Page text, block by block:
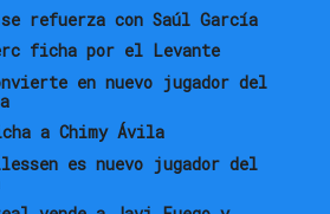
refuerza con Saúl García
ficha por el Levante
en nuevo jugador del
a Chimy Ávila
es nuevo jugador del